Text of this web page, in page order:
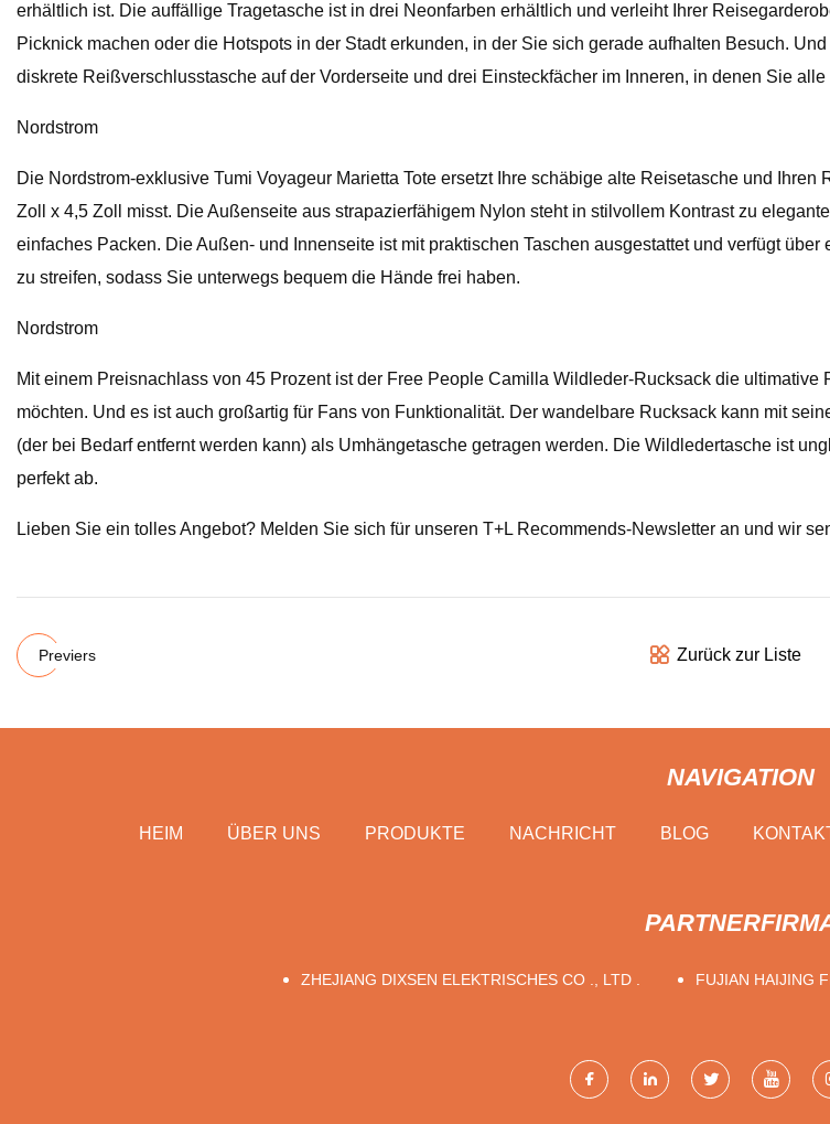
erhältlich ist. Die auffällige Tragetasche ist in drei Neonfarben erhältlich und verleiht Ihrer
Picknick machen oder die Hotspots in der Stadt erkunden, in der Sie sich gerade aufhalten Besuch.
diskrete Reißverschlusstasche auf der Vorderseite und drei Einsteckfächer im Inneren, in denen Sie
Nordstrom
Die Nordstrom-exklusive Tumi Voyageur Marietta Tote ersetzt Ihre schäbige alte Reisetasche und
Zoll x 4,5 Zoll misst. Die Außenseite aus strapazierfähigem Nylon steht in stilvollem Kontrast zu
einfaches Packen. Die Außen- und Innenseite ist mit praktischen Taschen ausgestattet und verfügt
zu streifen, sodass Sie unterwegs bequem die Hände frei haben.
Nordstrom
Mit einem Preisnachlass von 45 Prozent ist der Free People Camilla Wildleder-Rucksack die
möchten. Und es ist auch großartig für Fans von Funktionalität. Der wandelbare Rucksack kann mit
(der bei Bedarf entfernt werden kann) als Umhängetasche getragen werden. Die Wildledertasche ist
perfekt ab.
Lieben Sie ein tolles Angebot? Melden Sie sich für unseren T+L Recommends-Newsletter an und wir
Previers Zurück zur Liste
NAVIGATION
HEIM ÜBER UNS PRODUKTE NACHRICHT BLOG
ZHEJIANG DIXSEN ELEKTRISCHES CO ., LTD . FUJIAN HAIJING